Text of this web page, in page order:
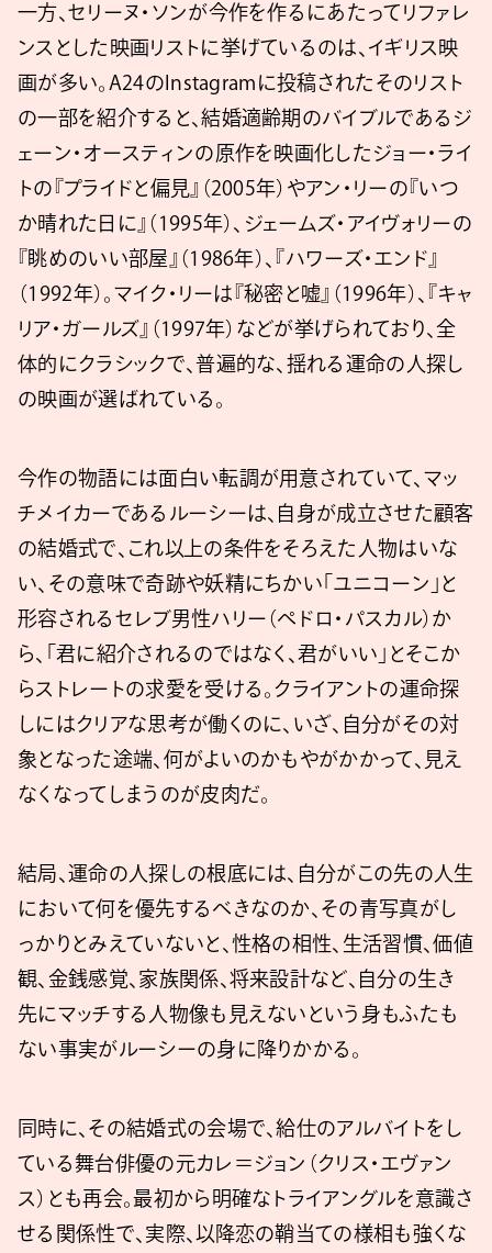
一方、セリーヌ・ソンが今作を作るにあたってリファレ
ンスとした映画リストに挙げているのは、イギリス映
画が多い。A24のInstagramに投稿されたそのリスト
の一部を紹介すると、結婚適齢期のバイブルであるジ
ェーン・オースティンの原作を映画化したジョー・ライ
トの『プライドと偏見』（2005年）やアン・リーの『いつ
か晴れた日に』（1995年）、ジェームズ・アイヴォリーの
『眺めのいい部屋』（1986年）、『ハワーズ・エンド』
（1992年）。マイク・リーは『秘密と嘘』（1996年）、『キャ
リア・ガールズ』（1997年）などが挙げられており、全
体的にクラシックで、普遍的な、揺れる運命の人探し
の映画が選ばれている。
今作の物語には面白い転調が用意されていて、マッ
チメイカーであるルーシーは、自身が成立させた顧客
の結婚式で、これ以上の条件をそろえた人物はいな
い、その意味で奇跡や妖精にちかい「ユニコーン」と
形容されるセレブ男性ハリー（ペドロ・パスカル）か
ら、「君に紹介されるのではなく、君がいい」とそこか
らストレートの求愛を受ける。クライアントの運命探
しにはクリアな思考が働くのに、いざ、自分がその対
象となった途端、何がよいのかもやがかかって、見え
なくなってしまうのが皮肉だ。
結局、運命の人探しの根底には、自分がこの先の人生
において何を優先するべきなのか、その青写真がし
っかりとみえていないと、性格の相性、生活習慣、価値
観、金銭感覚、家族関係、将来設計など、自分の生き
先にマッチする人物像も見えないという身もふたも
ない事実がルーシーの身に降りかかる。
同時に、その結婚式の会場で、給仕のアルバイトをし
ている舞台俳優の元カレ＝ジョン（クリス・エヴァン
ス）とも再会。最初から明確なトライアングルを意識さ
せる関係性で、実際、以降恋の鞘当ての様相も強くな